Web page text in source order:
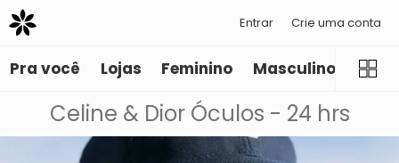
Entrar Crie uma conta
Pra você Lojas Feminino Masculino
Celine & Dior Óculos - 24 hrs